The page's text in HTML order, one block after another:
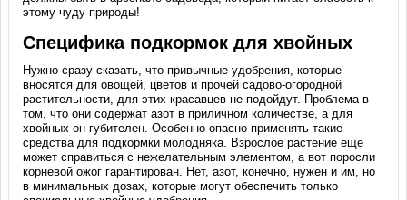
этому чуду природы!
Специфика подкормок для хвойных
Нужно сразу сказать, что привычные удобрения, которые
вносятся для овощей, цветов и прочей садово-огородной
растительности, для этих красавцев не подойдут. Проблема в
том, что они содержат азот в приличном количестве, а для
хвойных он губителен. Особенно опасно применять такие
средства для подкормки молодняка. Взрослое растение еще
может справиться с нежелательным элементом, а вот поросли
корневой ожог гарантирован. Нет, азот, конечно, нужен и им, но
в минимальных дозах, которые могут обеспечить только